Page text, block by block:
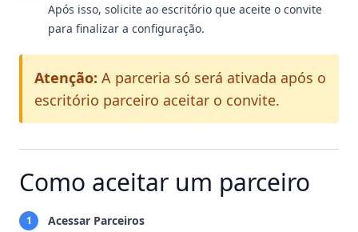
Após isso, solicite ao escritório que aceite o convite
para finalizar a configuração.
Atenção: A parceria só será ativada após o
escritório parceiro aceitar o convite.
Como aceitar um parceiro
1 Acessar Parceiros